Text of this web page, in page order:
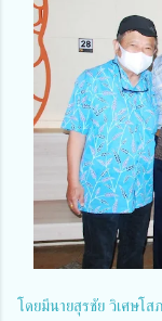
โดยมีนายสุรชัย วิเศษโ